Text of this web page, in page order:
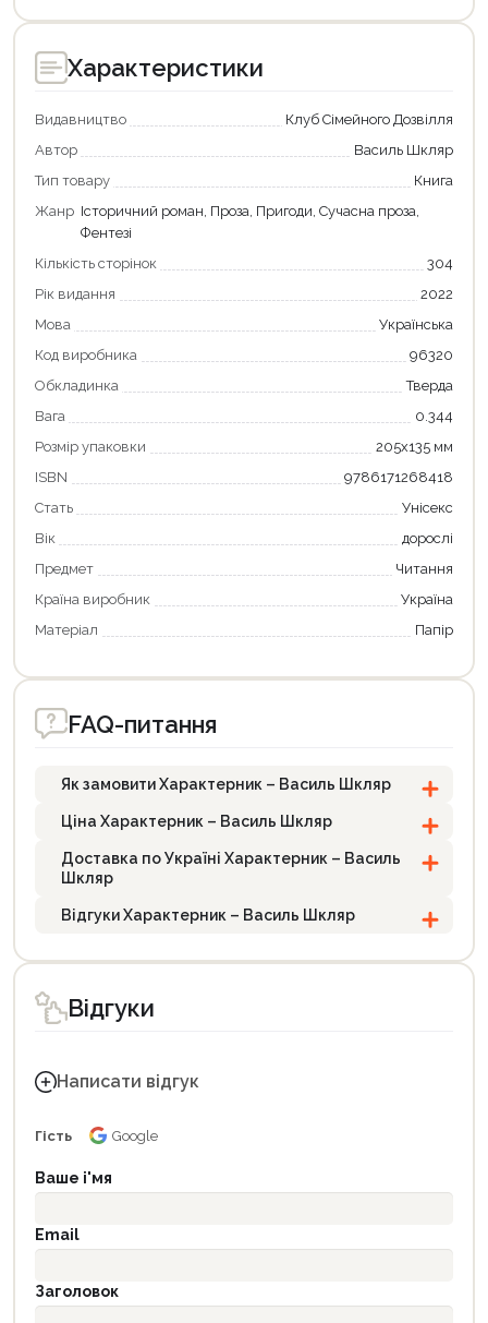
Характеристики
Видавництво
Клуб Сімейного Дозвілля
Автор
Василь Шкляр
Тип товару
Книга
Жанр Історичний роман, Проза, Пригоди, Сучасна проза,
Фентезі
Кількість сторінок
304
Рік видання
2022
Мова
Українська
Код виробника
96320
Обкладинка
Тверда
Вага
0.344
Розмір упаковки
205х135 мм
ISBN
9786171268418
Стать
Унісекс
Вік
дорослі
Предмет
Читання
Країна виробник
Україна
Матеріал
Папір
FAQ-питання
Як замовити Характерник – Василь Шкляр
Ціна Характерник – Василь Шкляр
Доставка по Україні Характерник – Василь
Шкляр
Відгуки Характерник – Василь Шкляр
Відгуки
Написати відгук
Гість Google
Ваше і'мя
Email
Заголовок